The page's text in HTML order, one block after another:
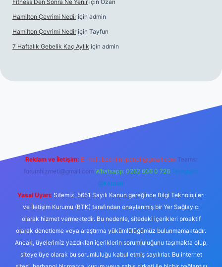
Fitness Den Sonra Ne Yenir için Ozan
Hamilton Çevrimi Nedir için admin
Hamilton Çevrimi Nedir için Tayfun
7 Haftalık Gebelik Kaç Aylık için admin
Reklam ve İletişim: E-mail: backlinkpaneli@gmail.com Teams:
forumhizmeti@gmail.com Whatsapp: 0262 606 0 726 Telegram:
@karabul
Yasal Uyarı: Sitemiz, 5651 Sayılı Kanun gereğince Bilgi Teknolojileri
ve İletişim Kurumu (BTK) tarafından onaylanmış bir Yer Sağlayıcı
olarak hizmet vermektedir. Bu nedenle, sitedeki içerikleri proaktif
olarak denetleme veya araştırma yükümlülüğümüz bulunmamaktadır.
Ancak, üyelerimiz yazdıkları içeriklerin sorumluluğunu taşımakta olup,
siteye üye olarak bu sorumluluğu kabul etmiş sayılırlar. Bu internet